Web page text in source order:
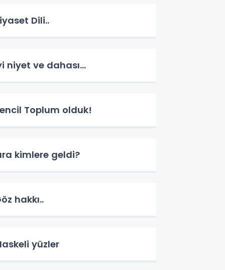
Dili..
niyet ve dahası...
Toplum olduk!
kimlere geldi?
hakkı..
yüzler